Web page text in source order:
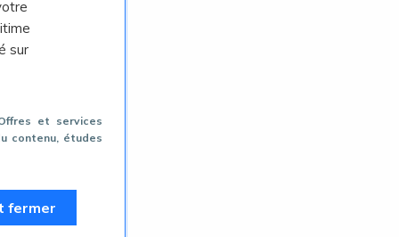
sur
Offres et services
contenu, études
fermer